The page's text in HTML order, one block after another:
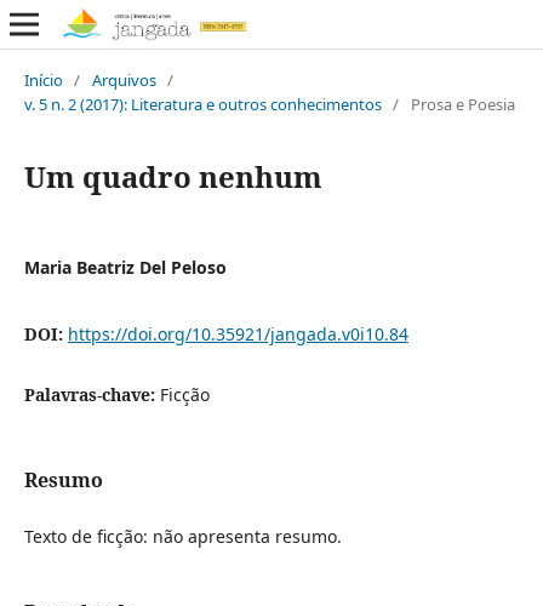
Início / Arquivos /
v. 5 n. 2 (2017): Literatura e outros conhecimentos / Prosa e Poesia
Um quadro nenhum
Maria Beatriz Del Peloso
DOI: https://doi.org/10.35921/jangada.v0i10.84
Palavras-chave: Ficção
Resumo
Texto de ficção: não apresenta resumo.